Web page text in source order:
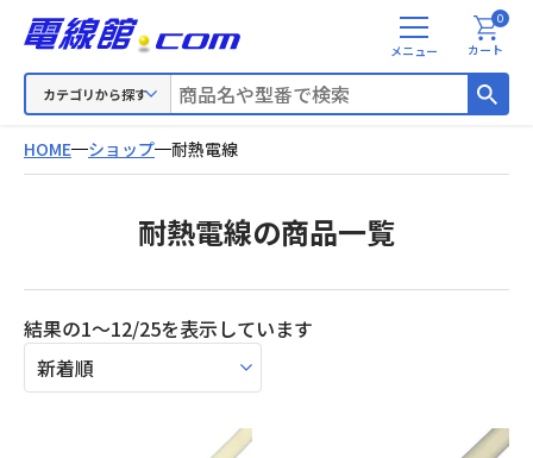
カテゴリから探す
メ
ニ
カート
0
HOME ショップ 耐熱電線
耐熱電線の商品一覧
結果の1～12/25を表示しています